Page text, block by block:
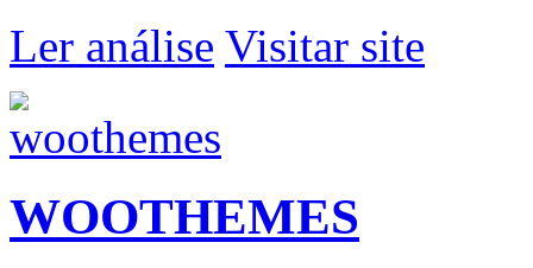
Ler análise Visitar site
WOOTHEMES